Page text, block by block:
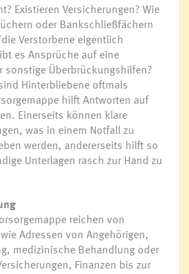
Existieren Versicherungen? Wie
oder Bankschließfächern
Verstorbene eigentlich
es Ansprüche auf eine
sonstige Überbrückungshilfen?
Hinterbliebene oftmals
hilft Antworten auf
Einerseits können klare
was in einem Notfall zu
werden, andererseits hilft so
Unterlagen rasch zur Hand zu
reichen von
Adressen von Angehörigen,
medizinische Behandlung oder
Finanzen bis zur